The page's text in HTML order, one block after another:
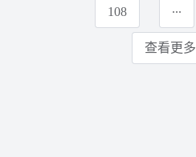
108 ...
查看更多